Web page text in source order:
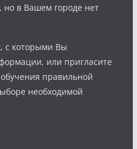
в Вашем городе нет
с которыми Вы
или пригласите
правильной
необходимой